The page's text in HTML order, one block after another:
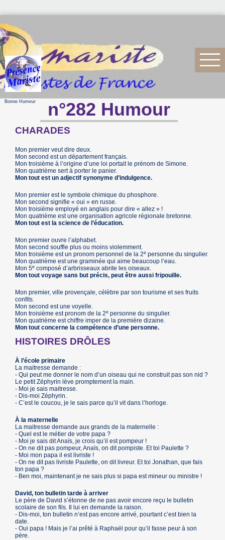
Bonne Humeur n°282 Humour
CHARADES
Mon premier veut dire deux.
Mon second est un département français.
Mon troisième à l’origine d’une loi portait le prénom de Simone.
Mon quatrième sert à porter le panier.
Mon tout est un adjectif synonyme d’indulgence.
Mon premier est le symbole chimique du phosphore.
Mon second signifie « oui » en russe.
Mon troisième employé en anglais pour dire « allez » !
Mon quatrième est une organisation agricole régionale bretonne.
Mon tout est la science de l’éducation.
Mon premier ouvre l’alphabet.
Mon second souffle plus ou moins violemment.
Mon troisième est un pronom personnel de la 2e personne du singulier.
Mon quatrième est une graminée qui aime beaucoup l’eau.
Mon 5e composé d’arbrisseaux abrite les oiseaux.
Mon tout voyage sans but précis, peut être aussi fripouille.
Mon premier, ville provençale, célèbre par son tourisme et ses fruits
confits.
Mon second est une voyelle.
Mon troisième est pronom de la 2e personne du singulier.
Mon quatrième est chiffre imper de la première dizaine.
Mon tout concerne la compétence d’une personne.
HISTOIRES DRÔLES
À l’école primaire
La maitresse demande :
- Qui peut me donner le nom d’un oiseau qui ne construit pas son nid ?
Le petit Zéphyrin lève promptement la main.
- Moi je sais maitresse.
- Dis-moi Zéphyrin.
- C’est le coucou, je le sais parce qu’il vit dans l’horloge.
À la maternelle
La maitresse demande aux grands de la maternelle :
- Quel est le métier de votre papa ?
- Moi je sais dit Anaïs, je crois qu’il est pompeur !
- On ne dit pas pompeur, Anaïs, on dit pompiste. Et toi Paulette ?
- Moi mon papa il est livriste !
- On ne dit pas livriste Paulette, on dit livreur. Et toi Jonathan, que fais
ton papa ?
- Ben moi, maintenant je ne sais plus si papa est mineur ou ministre !
David, ton bulletin tarde à arriver
Le père de David s’étonne de ne pas avoir encore reçu le bulletin
scolaire de son fils. Il lui en demande la raison.
- Dis-moi, ton bulletin n’est pas encore arrivé, pourtant c’est bien la
date.
- Oui papa ! Mais je l’ai prêté à Raphaël pour qu’il fasse peur à son
père.